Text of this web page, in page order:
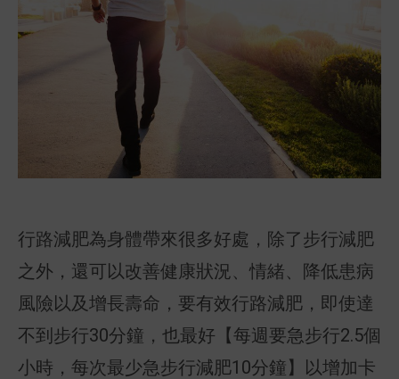
行路減肥為身體帶來很多好處，除了步行減肥
之外，還可以改善健康狀況、情緒、降低患病
風險以及增長壽命，要有效行路減肥，即使達
不到步行30分鐘，也最好【每週要急步行2.5個
小時，每次最少急步行減肥10分鐘】以增加卡